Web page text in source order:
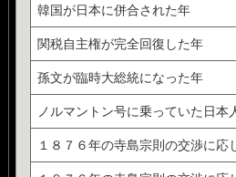
韓国が日本に併合された年
関税自主権が完全回復した年
孫文が臨時大総統になった年
ノルマントン号に乗っていた日本
１８７６年の寺島宗則の交渉に応